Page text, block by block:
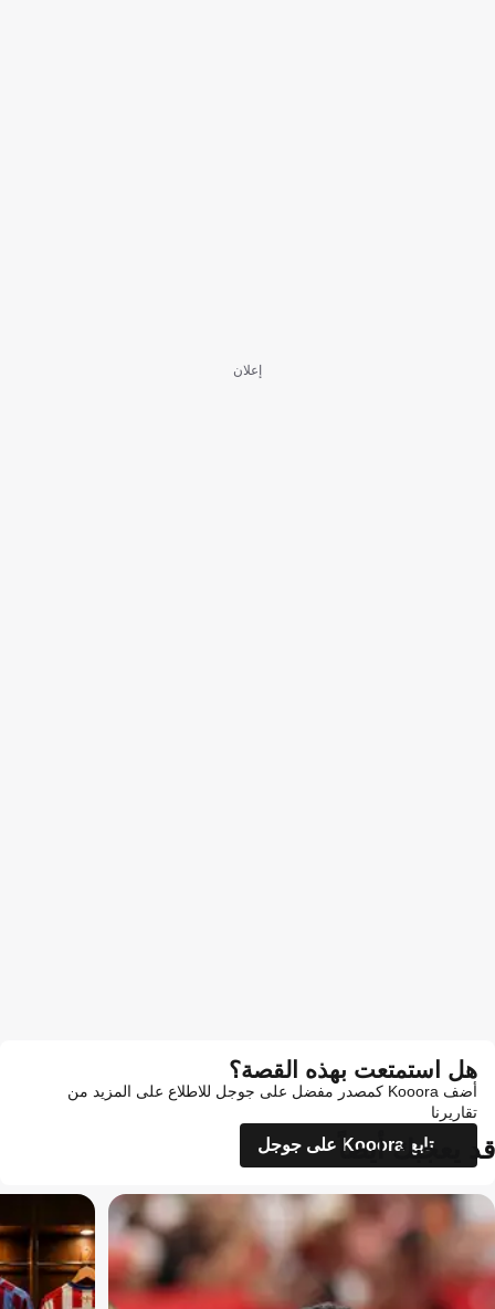
إعلان
هل استمتعت بهذه القصة؟
أضف Kooora كمصدر مفضل على جوجل للاطلاع على المزيد من
تقاريرنا
تابع Kooora على جوجل
قد يعجبك أيضاً